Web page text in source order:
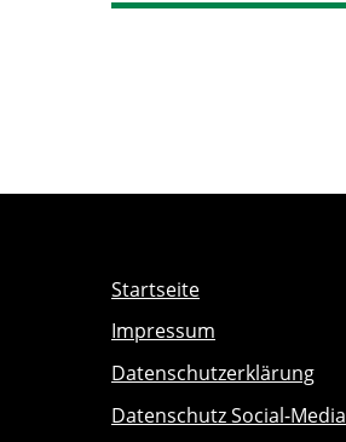
Startseite
Impressum
Datenschutzerklärung
Datenschutz Social-Media